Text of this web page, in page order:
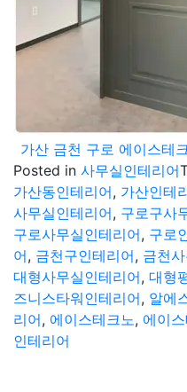
Posted in 사무실인테리어
가산동인테리어, 가산인테
사무실인테리어, 구로구사
구로사무실인테리어, 구로
어, 금천구인테리어, 금천
대형사무실인테리어, 대형
즈니스타워인테리어, 알에
리어, 에이스테크노, 에이
인테리어